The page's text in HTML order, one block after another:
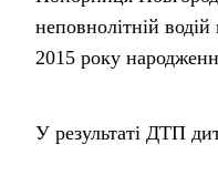
неповнолітній
2015 року
У результаті ДТП